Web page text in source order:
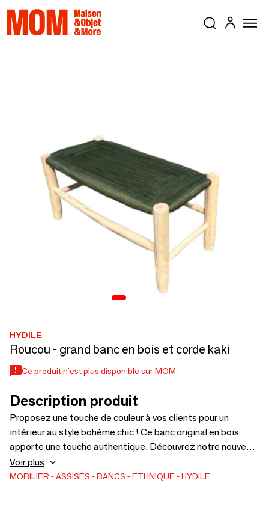
HYDILE
Roucou - grand banc en bois et corde kaki
Ce produit n'est plus disponible sur MOM.
Description produit
Proposez une touche de couleur à vos clients pour un
intérieur au style bohème chic ! Ce banc original en bois
apporte une touche authentique. Découvrez notre nouveau
banc traditionnel en doum et bois d'eucalyptus, il apportera
beaucoup de charme à votre intérieur. Naturel et coloré, il
Voir plus
MOBILIER ASSISES BANCS ETHNIQUE HYDILE